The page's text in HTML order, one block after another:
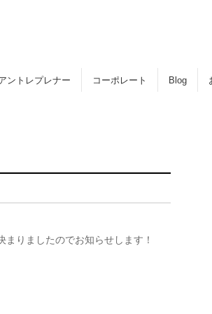
ントレプレナー コーポレート Blog
りましたのでお知らせします！